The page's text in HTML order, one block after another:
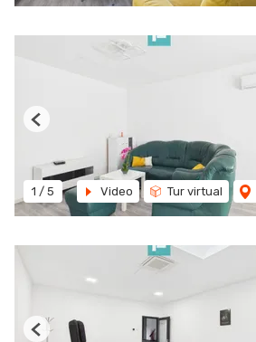
1 / 5 Video Tur virtual
Previous
Previous